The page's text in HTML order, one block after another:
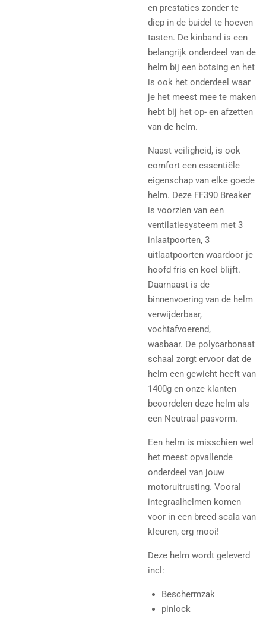
en prestaties zonder te
diep in de buidel te hoeven
tasten. De kinband is een
belangrijk onderdeel van de
helm bij een botsing en het
is ook het onderdeel waar
je het meest mee te maken
hebt bij het op- en afzetten
van de helm.
Naast veiligheid, is ook
comfort een essentiële
eigenschap van elke goede
helm. Deze FF390 Breaker
is voorzien van een
ventilatiesysteem met 3
inlaatpoorten, 3
uitlaatpoorten waardoor je
hoofd fris en koel blijft.
Daarnaast is de
binnenvoering van de helm
verwijderbaar,
vochtafvoerend,
wasbaar. De polycarbonaat
schaal zorgt ervoor dat de
helm een gewicht heeft van
1400g en onze klanten
beoordelen deze helm als
een Neutraal pasvorm.
Een helm is misschien wel
het meest opvallende
onderdeel van jouw
motoruitrusting. Vooral
integraalhelmen komen
voor in een breed scala van
kleuren, erg mooi!
Deze helm wordt geleverd
incl:
Beschermzak
pinlock